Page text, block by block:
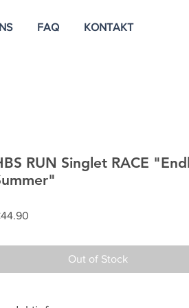
FAQ KONTAKT
RUN Singlet RACE
Out of Stock